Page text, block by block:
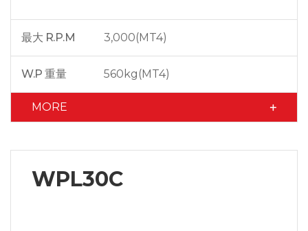
最大 R.P.M 3,000(MT4)
W.P 重量 560kg(MT4)
MORE
WPL30C